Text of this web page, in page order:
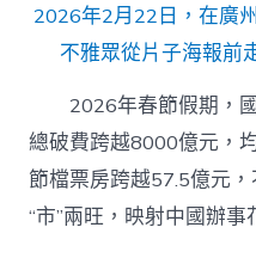
2026年2月22日，在廣
不雅眾從片子海報前
2026年春節假期，
總破費跨越8000億元，
節檔票房跨越57.5億元
“市”兩旺，映射中國辦事